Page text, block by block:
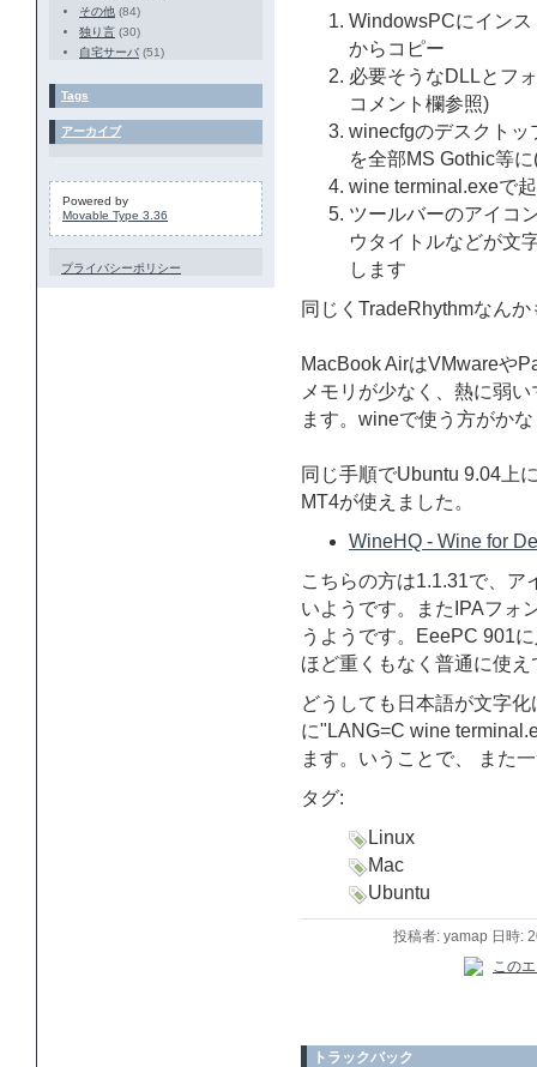
WindowsPCにイン
からコピー
必要そうなDLLとフ
コメント欄参照)
winecfgのデスクトッ
を全部MS Gothic等
wine terminal.exeで
ツールバーのアイコ
ウタイトルなどが文
します
同じくTradeRhythmなん
MacBook AirはVMwareや
メモリが少なく、熱に弱
ます。wineで使う方がか
同じ手順でUbuntu 9.04上
MT4が使えました。
WineHQ - Wine for
こちらの方は1.1.31で、ア
いようです。またIPAフォ
うようです。EeePC 901
ほど重くもなく普通に使え
どうしても日本語が文字
に"LANG=C wine
ます。いうことで、 また
タグ:
Linux
Mac
Ubuntu
投稿者: yamap 日時:
トラックバック
その他 (84)
独り言 (30)
自宅サーバ (51)
Tags
アーカイブ
Powered by
Movable Type 3.36
プライバシーポリシー